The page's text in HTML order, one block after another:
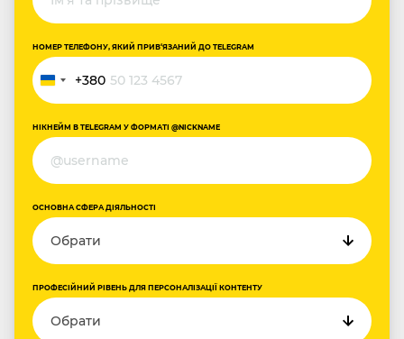
НОМЕР ТЕЛЕФОНУ, ЯКИЙ ПРИВ‘ЯЗАНИЙ ДО TELEGRAM
Україна
+380
+380
НІКНЕЙМ В TELEGRAM У ФОРМАТІ @NICKNAME
ОСНОВНА СФЕРА ДІЯЛЬНОСТІ
ПРОФЕСІЙНИЙ РІВЕНЬ ДЛЯ ПЕРСОНАЛІЗАЦІЇ КОНТЕНТУ